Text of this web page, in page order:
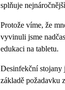
splňuje
Protože víme, že
vyvinuli jsme
edukaci na tabletu.
Desinfekční stojany
základě požadavku